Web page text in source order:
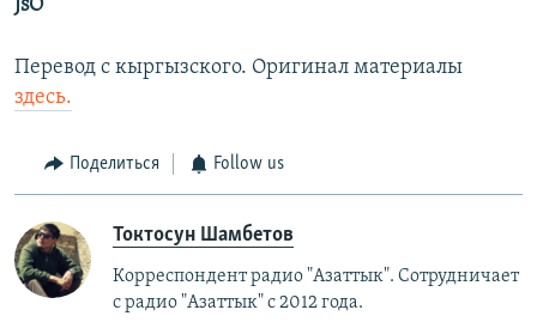
JsO
Перевод с кыргызского. Оригинал материалы
здесь.
Поделиться Follow us
Токтосун Шамбетов
Корреспондент радио "Азаттык". Сотрудничает
с радио "Азаттык" с 2012 года.